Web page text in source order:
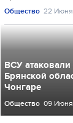
Общество 22 Июня
ВСУ атаковали
Брянской
Чонгаре
Общество 09 Июня